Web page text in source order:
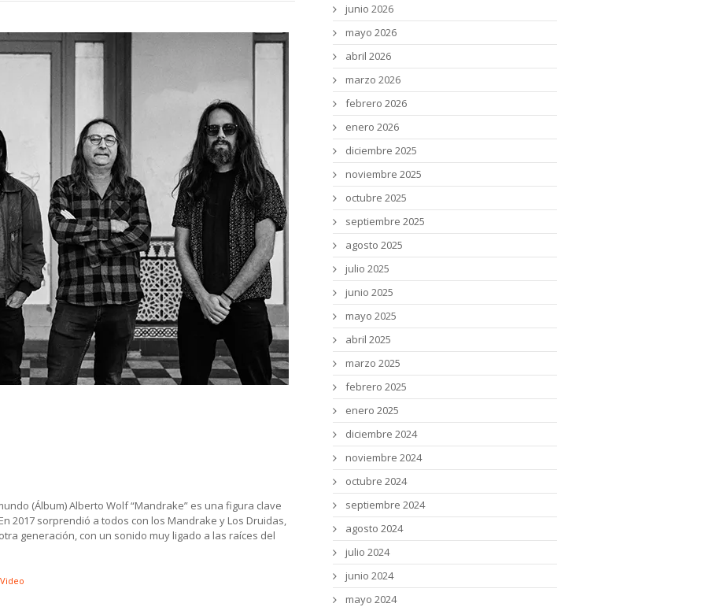
(Álbum) Alberto Wolf “Mandrake” es una figura clave
2017 sorprendió a todos con los Mandrake y Los Druidas,
generación, con un sonido muy ligado a las raíces del
Video
junio 2026
mayo 2026
abril 2026
marzo 2026
febrero 2026
enero 2026
diciembre 2025
noviembre 2025
octubre 2025
septiembre 2025
agosto 2025
julio 2025
junio 2025
mayo 2025
abril 2025
marzo 2025
febrero 2025
enero 2025
diciembre 2024
noviembre 2024
octubre 2024
septiembre 2024
agosto 2024
julio 2024
junio 2024
mayo 2024